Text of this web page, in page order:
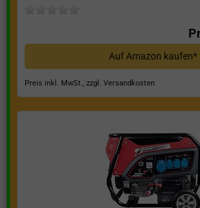
Auf Amazon kaufen*
Preis inkl. MwSt., zzgl. Versandkosten